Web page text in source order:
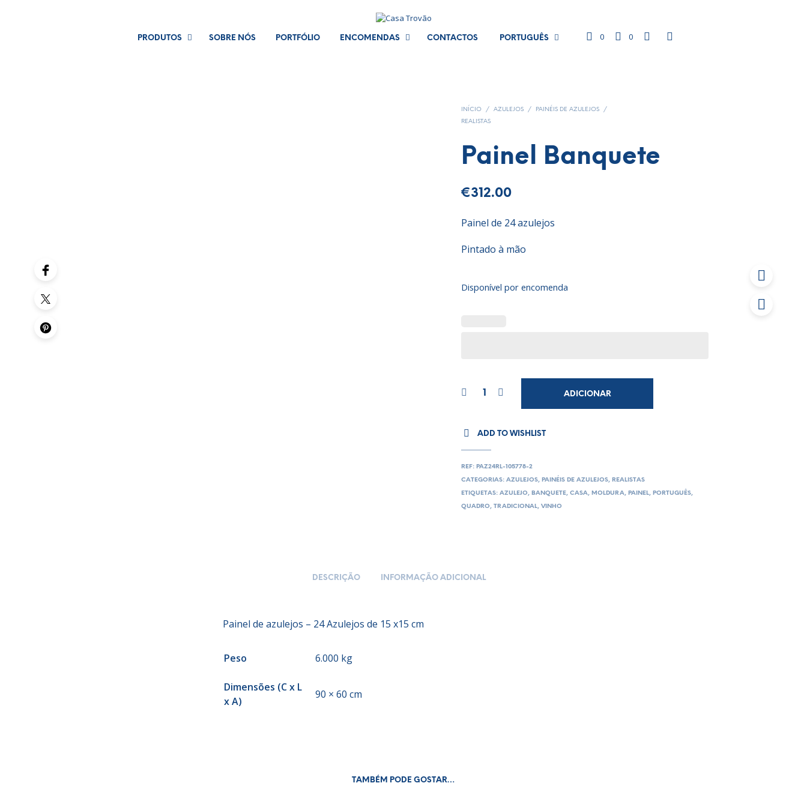
PRODUTOS SOBRE NÓS PORTFÓLIO ENCOMENDAS CONTACTOS PORTUGUÊS 0 0
INÍCIO / AZULEJOS / PAINÉIS DE AZULEJOS
/
REALISTAS
Painel Banquete
€312.00
Painel de 24 azulejos
Pintado à mão
Disponível por encomenda
ADICIONAR
ADD TO WISHLIST
REF: PAZ24RL-105778-2
CATEGORIAS:AZULEJOS, PAINÉIS DE AZULEJOS, REALISTAS
ETIQUETAS:AZULEJO, BANQUETE,CASA, MOLDURA, PAINEL, PORTUGUÊS,
QUADRO,TRADICIONAL,VINHO
DESCRIÇÃO INFORMAÇÃO ADICIONAL
Painel de azulejos – 24 Azulejos de 15 x15 cm
Peso 6.000 kg
Dimensões (C x L
x A)
90 × 60 cm
TAMBÉM PODE GOSTAR…